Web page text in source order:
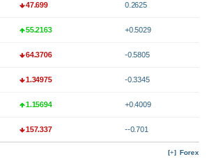
47.699 0.2625
55.2163 +0.5029
64.3706 -0.5805
1.34975 -0.3345
1.15694 +0.4009
157.337 --0.701
Forex